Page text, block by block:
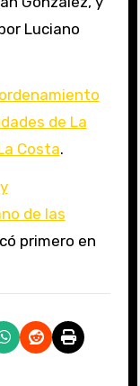
Luciano
de La
Costa.
de las
primero en